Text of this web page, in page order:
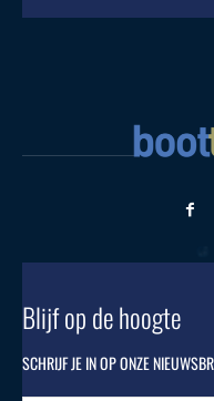
Blijf op de hoogte
SCHRIJF JE IN OP ONZE